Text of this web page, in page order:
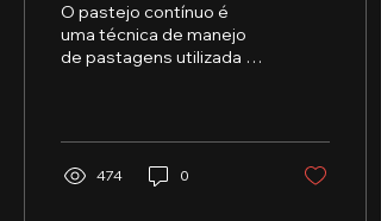
O pastejo contínuo é
uma técnica de manejo
de pastagens utilizada na
longo pe
474 0